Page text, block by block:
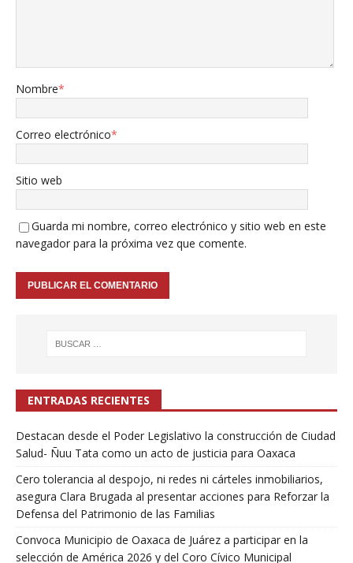
Nombre*
Correo electrónico*
Sitio web
Guarda mi nombre, correo electrónico y sitio web en este
navegador para la próxima vez que comente.
ENTRADAS RECIENTES
Destacan desde el Poder Legislativo la construcción de Ciudad
Salud- Ñuu Tata como un acto de justicia para Oaxaca
Cero tolerancia al despojo, ni redes ni cárteles inmobiliarios,
asegura Clara Brugada al presentar acciones para Reforzar la
Defensa del Patrimonio de las Familias
Convoca Municipio de Oaxaca de Juárez a participar en la
selección de América 2026 y del Coro Cívico Municipal